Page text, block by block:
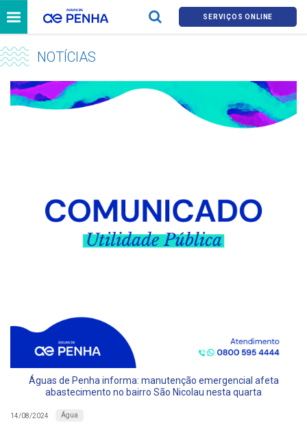
SERVIÇOS ONLINE
NOTÍCIAS
Águas de Penha informa: manutenção emergencial afeta
abastecimento no bairro São Nicolau nesta quarta
14/08/2024 Água